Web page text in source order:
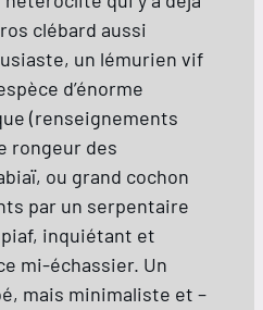
clébard aussi
un lémurien vif
d’énorme
(renseignements
rongeur des
ou grand cochon
par un serpentaire
inquiétant et
mi-échassier. Un
mais minimaliste et –